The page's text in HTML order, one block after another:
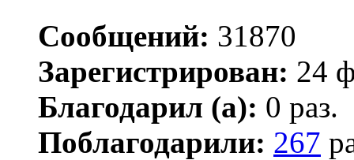
Сообщений: 31870
Зарегистрирован: 24
Благодарил (а): 0 раз.
Поблагодарили: 267